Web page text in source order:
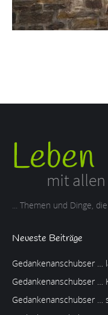
... Themen und Dinge,
Neueste Beiträge
Gedankenanschubser …
Gedankenanschubser …
Gedankenanschubser …